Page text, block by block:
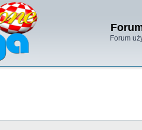
Forum